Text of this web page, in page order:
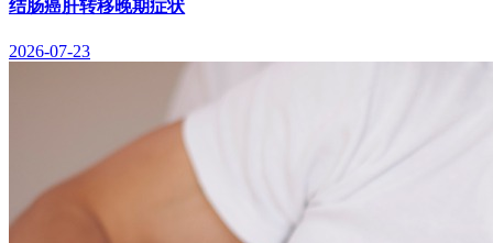
结肠癌肝转移晚期症状
2026-07-23